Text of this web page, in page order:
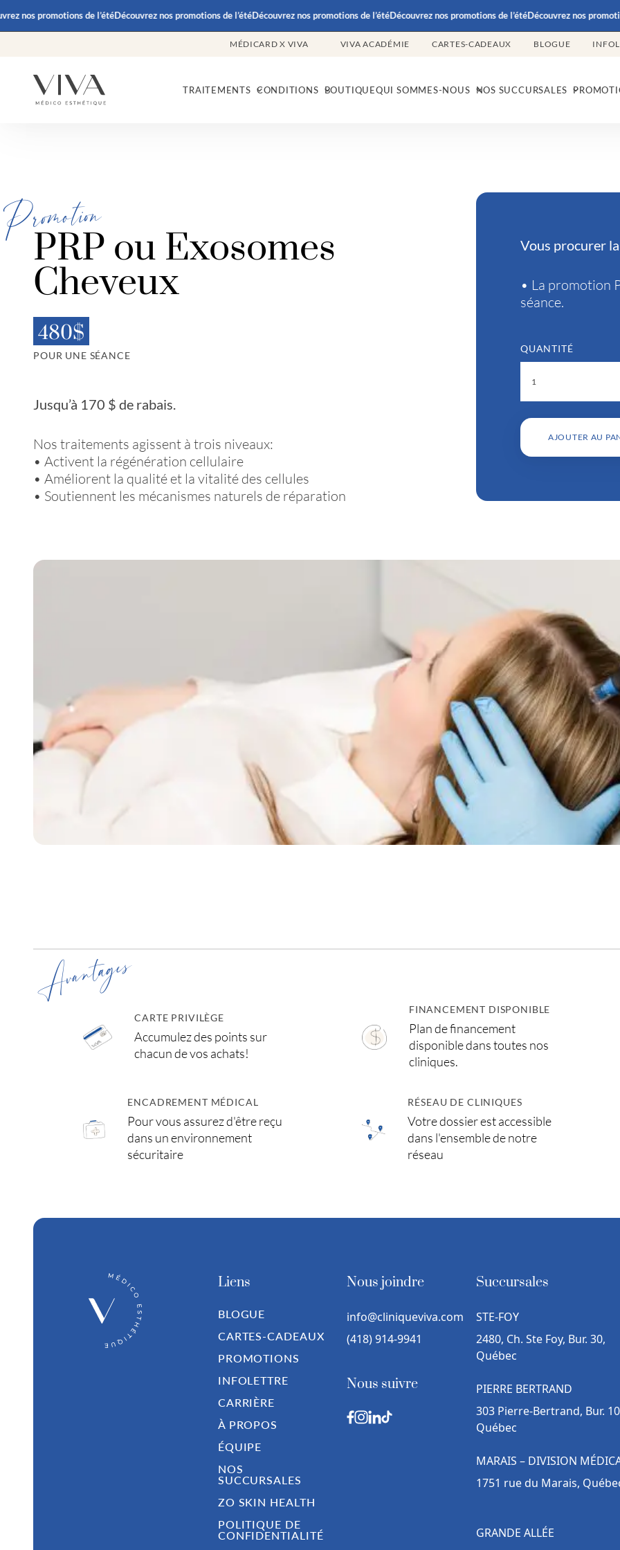
nos promotions de l’étéDécouvrez nos promotions de l’étéDécouvrez nos promotions de l’étéDécouvrez nos promotions de l’étéDécouvrez nos
MÉDICARD X VIVA VIVA ACADÉMIE CARTES-CADEAUX BLOGUE
TRAITEMENTS CONDITIONS BOUTIQUEQUI SOMMES-NOUS NOS SUCCURSALES
Promotion
PRP ou Exosomes
Cheveux
480$
POUR UNE SÉANCE
Jusqu’à 170 $ de rabais.
Nos traitements agissent à trois niveaux:
• Activent la régénération cellulaire
• Améliorent la qualité et la vitalité des cellules
• Soutiennent les mécanismes naturels de réparation
Vous procurer
• La promotion
séance.
QUANTITÉ
AJOUTER AU
Avantages
CARTE PRIVILÈGE
Accumulez des points sur
chacun de vos achats!
FINANCEMENT DISPONIBLE
Plan de financement
disponible dans toutes nos
cliniques.
ENCADREMENT MÉDICAL
Pour vous assurez d'être reçu
dans un environnement
sécuritaire
RÉSEAU DE CLINIQUES
Votre dossier est accessible
dans l'ensemble de notre
réseau
Succursales
STE-FOY
2480, Ch. Ste Foy, Bur. 30,
Québec
PIERRE BERTRAND
303 Pierre-Bertrand, Bur.
Québec
MARAIS – DIVISION
1751 rue du Marais,
GRANDE ALLÉE
Liens
BLOGUE
CARTES-CADEAUX
PROMOTIONS
INFOLETTRE
CARRIÈRE
À PROPOS
ÉQUIPE
NOS
SUCCURSALES
ZO SKIN HEALTH
POLITIQUE DE
CONFIDENTIALITÉ
Nous joindre
info@cliniqueviva.com
(418) 914-9941
Nous suivre